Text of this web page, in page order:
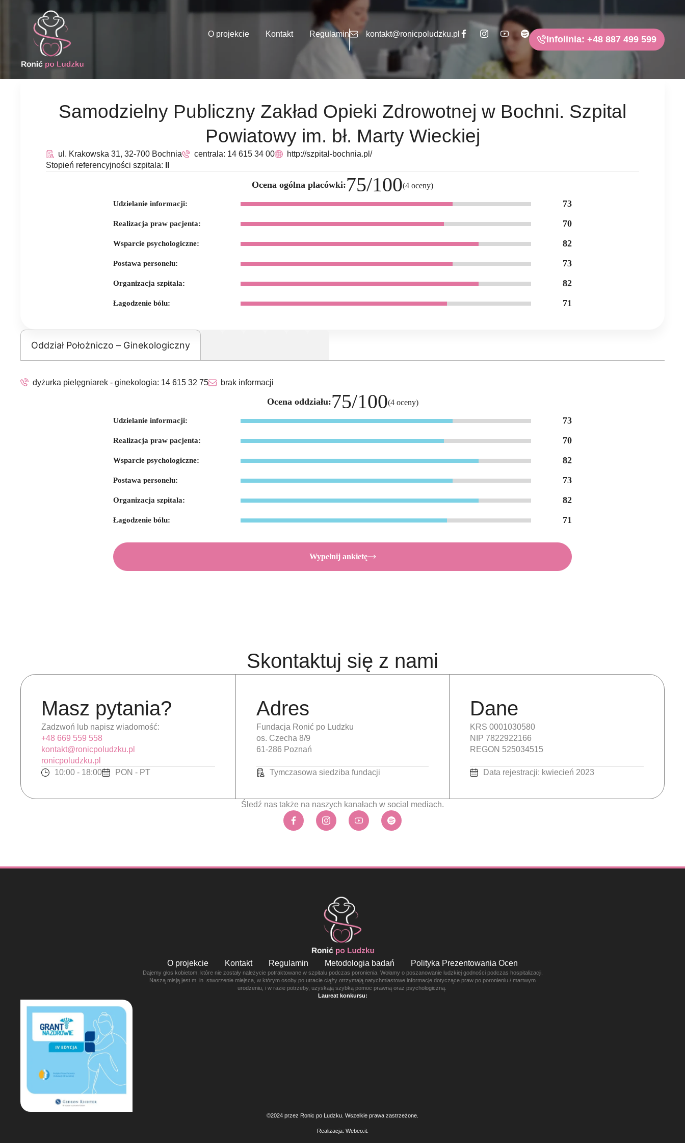
O projekcie Kontakt Regulamin kontakt@ronicpoludzku.pl
Infolinia: +48 887 499 599
Samodzielny Publiczny Zakład Opieki Zdrowotnej w Bochni. Szpital
Powiatowy im. bł. Marty Wieckiej
ul. Krakowska 31, 32-700 Bochnia centrala: 14 615 34 00
http://szpital-bochnia.pl/
Stopień referencyjności szpitala:
Ocena ogólna placówki:75/100(4 oceny)
Udzielanie informacji: 73
Realizacja praw pacjenta: 70
Wsparcie psychologiczne: 82
Postawa personelu: 73
Organizacja szpitala: 82
Łagodzenie bólu: 71
Oddział Położniczo – Ginekologiczny
dyżurka pielęgniarek - ginekologia: 14 615 32 75 brak informacji
Ocena oddziału:75/100(4 oceny)
Udzielanie informacji: 73
Realizacja praw pacjenta: 70
Wsparcie psychologiczne: 82
Postawa personelu: 73
Organizacja szpitala: 82
Łagodzenie bólu: 71
Wypełnij ankietę
Skontaktuj się z nami
Masz pytania?
Zadzwoń lub napisz wiadomość:
+48 669 559 558
kontakt@ronicpoludzku.pl
ronicpoludzku.pl
10:00 - 18:00
PON - PT
Adres
Fundacja Ronić po Ludzku
os. Czecha 8/9
61-286 Poznań
Tymczasowa siedziba fundacji
Dane
KRS 0001030580
NIP 7822922166
REGON 525034515
Data rejestracji: kwiecień 2023
Śledź nas także na naszych kanałach w social mediach.
O projekcie Kontakt Regulamin Metodologia badań Polityka Prezentowania Ocen
Dajemy głos kobietom, które nie zostały należycie potraktowane w szpitalu podczas poronienia. Wołamy o poszanowanie ludzkiej godności podczas hospitalizacji.
Naszą misją jest m. in. stworzenie miejsca, w którym osoby po utracie ciąży otrzymają natychmiastowe informacje dotyczące praw po poronieniu / martwym
urodzeniu, i w razie potrzeby, uzyskają szybką pomoc prawną oraz psychologiczną.
Laureat konkursu:
©2024 przez Ronic po Ludzku. Wszelkie prawa zastrzeżone.
Realizacja: Webeo.it.